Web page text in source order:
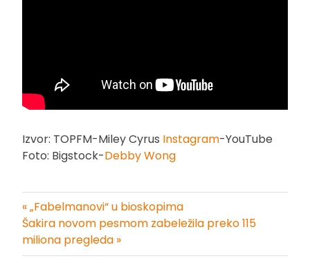
Izvor: TOPFM-Miley Cyrus Instagram-YouTube
Foto: Bigstock-Debby Wong
Kretanje
članka
« „Fabelmanovi“ u bioskopima
Šakira novom pesmom zabeležila preko 115
miliona pregleda »